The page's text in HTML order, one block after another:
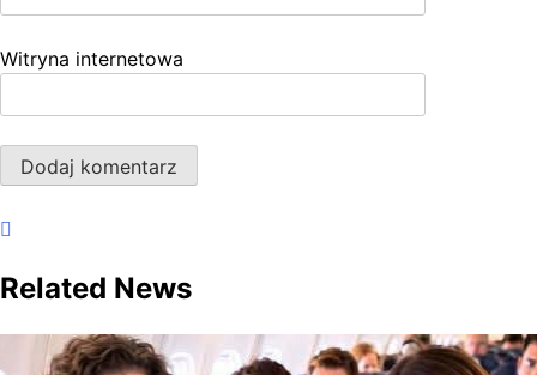
Witryna internetowa
Related News